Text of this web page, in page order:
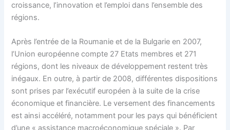
croissance, l’innovation et l’emploi dans l’ensemble des
régions.
Après l’entrée de la Roumanie et de la Bulgarie en 2007,
l’Union européenne compte 27 Etats membres et 271
régions, dont les niveaux de développement restent très
inégaux. En outre, à partir de 2008, différentes dispositions
sont prises par l’exécutif européen à la suite de la crise
économique et financière. Le versement des financements
est ainsi accéléré, notamment pour les pays qui bénéficient